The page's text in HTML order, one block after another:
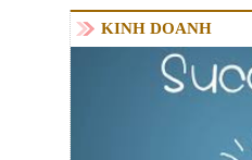
KINH DOANH